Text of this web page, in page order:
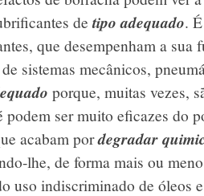
detipo adequado.
que desempenham a sua
sistemas mecânicos,
porque, muitas vezes,
podem ser muito eficazes do
acabam pordegradar
lhe, de forma mais ou
uso indiscriminado de óleos